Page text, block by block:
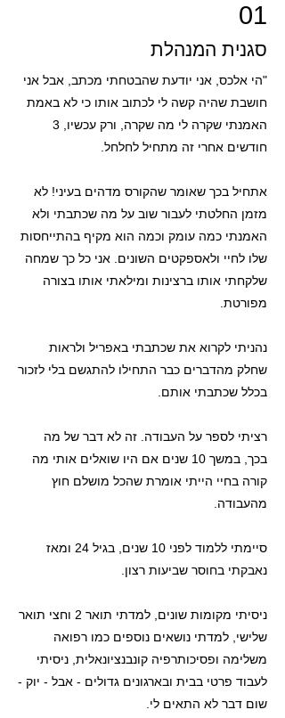
01
סגנית המנהלת
"הי אלכס, אני יודעת שהבטחתי מכתב, אבל אני
חושבת שהיה קשה לי לכתוב אותו כי לא באמת
האמנתי שקרה לי מה שקרה, ורק עכשיו, 3
חודשים אחרי זה מתחיל לחלחל.
אתחיל בכך שאומר שהקורס מדהים בעיני! לא
מזמן החלטתי לעבור שוב על מה שכתבתי ולא
האמנתי כמה עומק וכמה הוא מקיף בהתייחסות
שלו לחיי ולאספקטים השונים. אני כל כך שמחה
שלקחתי אותו ברצינות ומילאתי אותו בצורה
מפורטת.
נהניתי לקרוא את שכתבתי באפריל ולראות
שחלק מהדברים כבר התחילו להתגשם בלי לזכור
בכלל שכתבתי אותם.
רציתי לספר על העבודה. זה לא דבר של מה
בכך, במשך 10 שנים אם היו שואלים אותי מה
קורה בחיי הייתי אומרת שהכל מושלם חוץ
מהעבודה.
סיימתי ללמוד לפני 10 שנים, בגיל 24 ומאז
נאבקתי בחוסר שביעות רצון.
ניסיתי מקומות שונים, למדתי תואר 2 וחצי תואר
שלישי, למדתי נושאים נוספים כמו רפואה
משלימה ופסיכותרפיה קונבנציונאלית, ניסיתי
לעבוד פרטי בבית ובארגונים גדולים - אבל - יוק -
שום דבר לא התאים לי.